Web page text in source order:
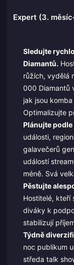
Expert (3.
Sledujte
Diamantů.
růžích, vydělá
000 Diamantů
jak jsou
Optimalizujte
Plánujte
události,
galavečerů
událostí
méně. Svá
Pěstujte
Hostitelé, kteří
diváky k
stabilizují
Týdně
noc publikum
středa talk